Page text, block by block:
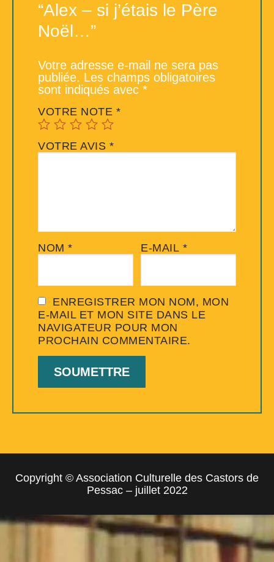
“Alex – si j’étais le Père
Noël…”
Votre adresse e-mail ne sera pas
publiée. Les champs obligatoires
sont indiqués avec *
VOTRE NOTE *
VOTRE AVIS *
NOM * E-MAIL *
ENREGISTRER MON NOM, MON
E-MAIL ET MON SITE DANS LE
NAVIGATEUR POUR MON
PROCHAIN COMMENTAIRE.
Copyright © Association Culturelle des Castors de
Pessac – juillet 2022